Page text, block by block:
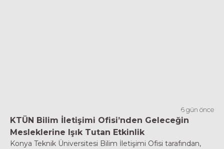
6 gün önce
KTÜN Bilim İletişimi Ofisi’nden Geleceğin
Mesleklerine Işık Tutan Etkinlik
Konya Teknik Üniversitesi Bilim İletişimi Ofisi tarafından,